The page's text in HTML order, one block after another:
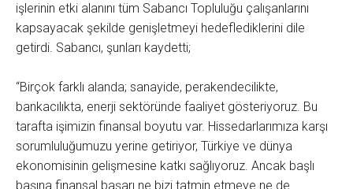
işlerinin etki alanını tüm Sabancı Topluluğu çalışanlarını
kapsayacak şekilde genişletmeyi hedeflediklerini dile
getirdi. Sabancı, şunları kaydetti;
“Birçok farklı alanda; sanayide, perakendecilikte,
bankacılıkta, enerji sektöründe faaliyet gösteriyoruz. Bu
tarafta işimizin finansal boyutu var. Hissedarlarımıza karşı
sorumluluğumuzu yerine getiriyor, Türkiye ve dünya
ekonomisinin gelişmesine katkı sağlıyoruz. Ancak başlı
başına finansal başarı ne bizi tatmin etmeye ne de